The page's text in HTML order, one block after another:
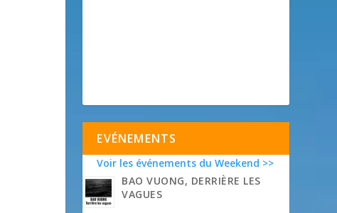
EVÉNEMENTS
Voir les événements du Weekend >>
BAO VUONG, DERRIÈRE LES
VAGUES